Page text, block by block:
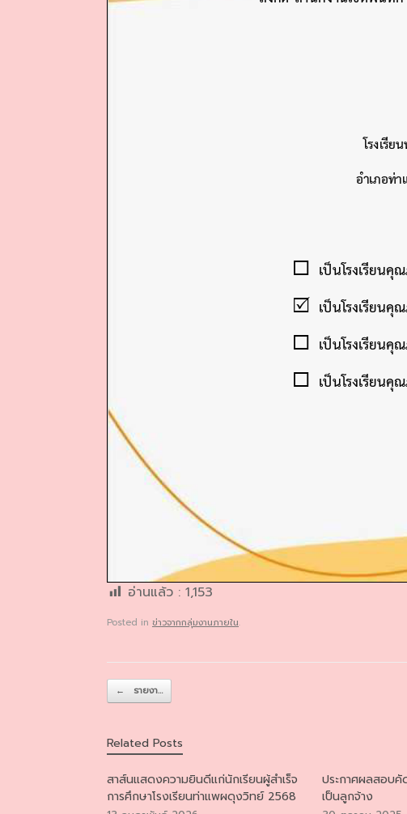
อ่านแล้ว : 1,153
Posted in ข่าวจากกลุ่มงานภายใน.
Post navigation
← รายงา…
Related Posts
สาส์นแสดงความยินดีแก่นักเรียนผู้สำเร็จ
การศึกษาโรงเรียนท่าแพผดุงวิทย์ 2568
ประกาศผลสอบคั
เป็นลูกจ้าง